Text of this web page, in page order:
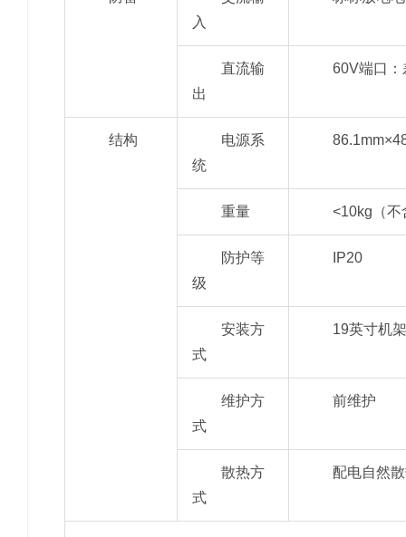
入
直流输
出
60V端口
结构
电源系
统
重量 <10kg（不
防护等
级
IP20
安装方
式
19英寸机
维护方
式
前维护
散热方
式
配电自然